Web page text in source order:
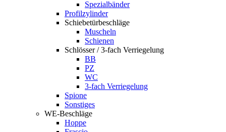
Spezialbänder
Profilzylinder
Schiebetürbeschläge
Muscheln
Schienen
Schlösser / 3-fach Verriegelung
BB
PZ
WC
3-fach Verriegelung
Spione
Sonstiges
WE-Beschläge
Hoppe